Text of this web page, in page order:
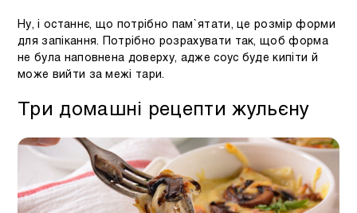
Ну, і останнє, що потрібно пам`ятати, це розмір форми
для запікання. Потрібно розрахувати так, щоб форма
не була наповнена доверху, адже соус буде кипіти й
може вийти за межі тари.
Три домашні рецепти жульєну